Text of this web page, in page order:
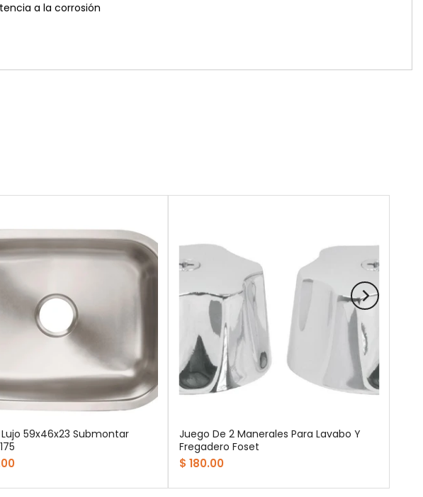
a la corrosión
59x46x23 Submontar
Juego De 2 Manerales Para Lavabo Y
Fregadero Foset
$ 180.00